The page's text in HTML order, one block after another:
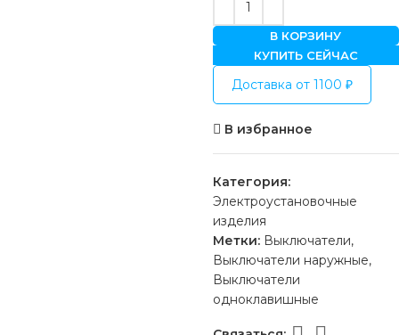
В КОРЗИНУ
КУПИТЬ СЕЙЧАС
Доставка от 1100 ₽
В избранное
Категория:
Электроустановочные
изделия
Метки: Выключатели,
Выключатели наружные,
Выключатели
одноклавишные